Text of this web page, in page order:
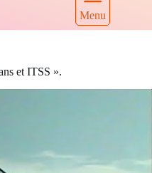
Menu
et ITSS ».